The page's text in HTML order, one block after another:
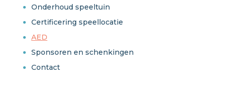
Onderhoud speeltuin
Certificering speellocatie
AED
Sponsoren en schenkingen
Contact